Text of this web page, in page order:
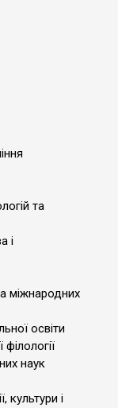
та
і
міжнародних
освіти
наук
культури і